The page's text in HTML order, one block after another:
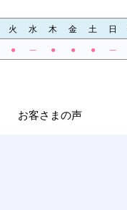
火 水 木 金 土 日
● ─ ● ● ● ─
お客さまの声